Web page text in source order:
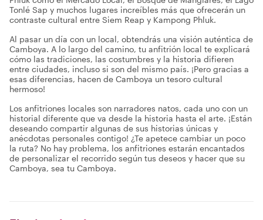
Tonlé Sap y muchos lugares increíbles más que ofrecerán un
contraste cultural entre Siem Reap y Kampong Phluk.
Al pasar un día con un local, obtendrás una visión auténtica de
Camboya. A lo largo del camino, tu anfitrión local te explicará
cómo las tradiciones, las costumbres y la historia difieren
entre ciudades, incluso si son del mismo país. ¡Pero gracias a
esas diferencias, hacen de Camboya un tesoro cultural
hermoso!
Los anfitriones locales son narradores natos, cada uno con un
historial diferente que va desde la historia hasta el arte. ¡Están
deseando compartir algunas de sus historias únicas y
anécdotas personales contigo! ¿Te apetece cambiar un poco
la ruta? No hay problema, los anfitriones estarán encantados
de personalizar el recorrido según tus deseos y hacer que su
Camboya, sea tu Camboya.